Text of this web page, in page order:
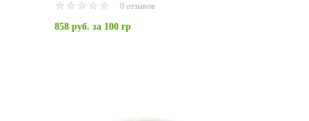
0 отзывов
858 руб. за 100 гр